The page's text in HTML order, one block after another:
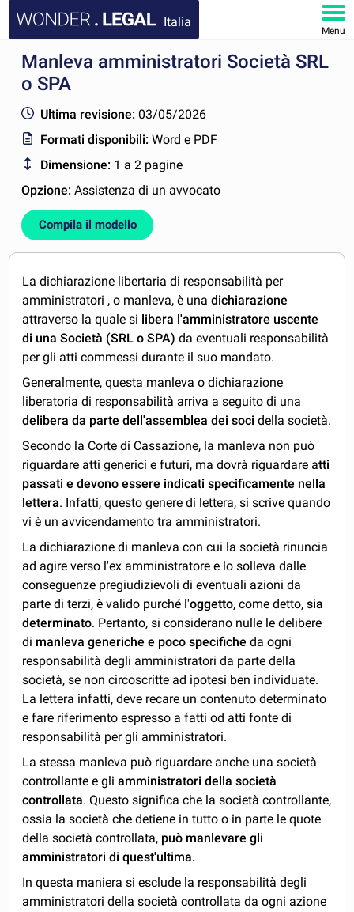
Italia
Menu
HOMEPAGE
FAQ
IL MIO ACCOUNT
Manleva amministratori Società SRL
o SPA
Ultima revisione: 03/05/2026
Formati disponibili:Word e PDF
Dimensione: 1 a 2 pagine
Opzione:Assistenza di un avvocato
Compila il modello
La dichiarazione libertaria di responsabilità per
amministratori , o manleva, è unadichiarazione
attraverso la quale si libera l'amministratore uscente
di una Società (SRL o SPA)da eventuali responsabilità
per gli atti commessi durante il suo mandato.
Generalmente, questa manleva o dichiarazione
liberatoria di responsabilità arriva a seguito di una
delibera da parte dell'assemblea dei soci della società.
Secondo la Corte di Cassazione, la manleva non può
riguardare atti generici e futuri, ma dovrà riguardare atti
passati e devono essere indicati specificamente nella
lettera. Infatti, questo genere di lettera, si scrive quando
vi è un avvicendamento tra amministratori.
La dichiarazione di manleva con cui la società rinuncia
ad agire verso l'ex amministratore e lo solleva dalle
conseguenze pregiudizievoli di eventuali azioni da
parte di terzi, è valido purché l'oggetto, come detto,sia
determinato. Pertanto, si considerano nulle le delibere
di manleva generiche e poco specifiche da ogni
responsabilità degli amministratori da parte della
società, se non circoscritte ad ipotesi ben individuate.
La lettera infatti, deve recare un contenuto determinato
e fare riferimento espresso a fatti od atti fonte di
responsabilità per gli amministratori.
La stessa manleva può riguardare anche una società
controllante e gliamministratori della società
controllata. Questo significa che la società controllante,
ossia la società che detiene in tutto o in parte le quote
della società controllata, può manlevare gli
amministratori di quest'ultima.
In questa maniera si esclude la responsabilità degli
amministratori della società controllata da ogni azione